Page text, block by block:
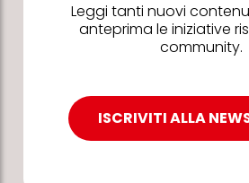
Leggi tanti nuovi
anteprima le iniziative
community.
ISCRIVITI ALLA